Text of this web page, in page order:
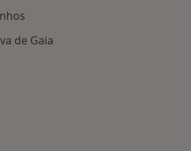
de Gaia